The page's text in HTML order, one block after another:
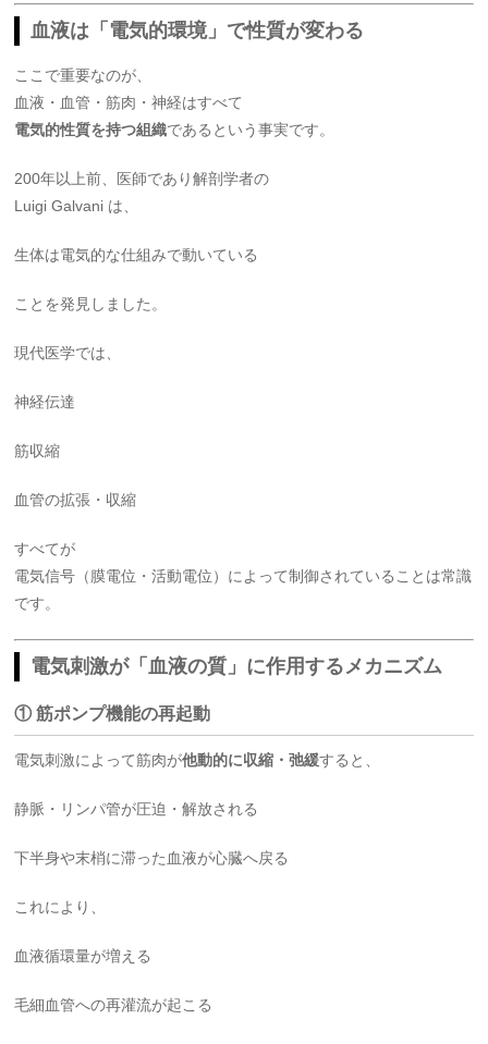
血液は「電気的環境」で性質が変わる
ここで重要なのが、
血液・血管・筋肉・神経はすべて
電気的性質を持つ組織であるという事実です。
200年以上前、医師であり解剖学者の
Luigi Galvani は、
生体は電気的な仕組みで動いている
ことを発見しました。
現代医学では、
神経伝達
筋収縮
血管の拡張・収縮
すべてが
電気信号（膜電位・活動電位）によって制御されていることは常識
です。
電気刺激が「血液の質」に作用するメカニズム
① 筋ポンプ機能の再起動
電気刺激によって筋肉が他動的に収縮・弛緩すると、
静脈・リンパ管が圧迫・解放される
下半身や末梢に滞った血液が心臓へ戻る
これにより、
血液循環量が増える
毛細血管への再灌流が起こる